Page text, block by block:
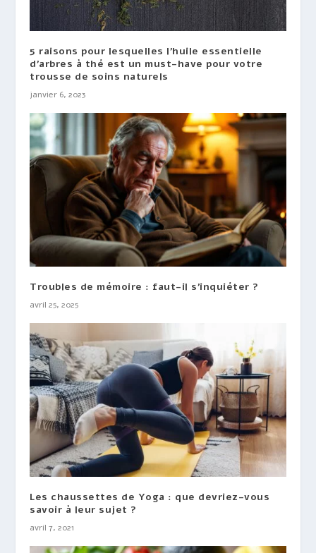
5 raisons pour lesquelles l’huile essentielle
d’arbres à thé est un must-have pour votre
trousse de soins naturels
janvier 6, 2023
Troubles de mémoire : faut-il s’inquiéter ?
avril 25, 2025
Les chaussettes de Yoga : que devriez-vous
savoir à leur sujet ?
avril 7, 2021